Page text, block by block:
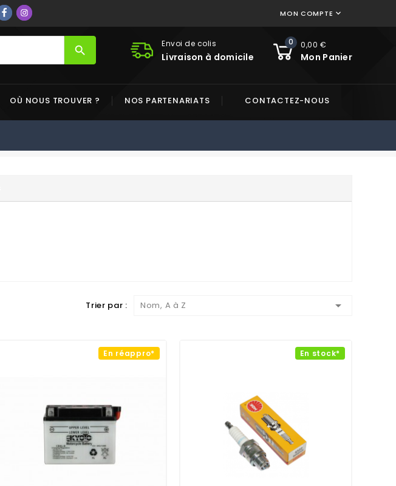
MON COMPTE 
0 0,00 €
Mon Panier
Envoi de colis
Livraison à domicile
search
OÙ NOUS TROUVER ? NOS PARTENARIATS CONTACTEZ-NOUS
Trier par : Nom, A à Z 
En réappro* En stock*